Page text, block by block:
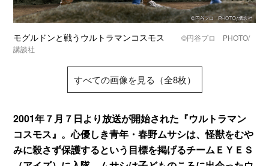
モグルドンと戦うウルトラマンコスモス©円谷プロ PHOTO/
講談社
すべての画像を見る（全8枚）
2001年７月７日より放送が開始された『ウルトラマン
コスモス』。心優しき青年・春野ムサシは、怪獣をむや
みに殺さず保護するという目標を掲げるチームＥＹＥＳ